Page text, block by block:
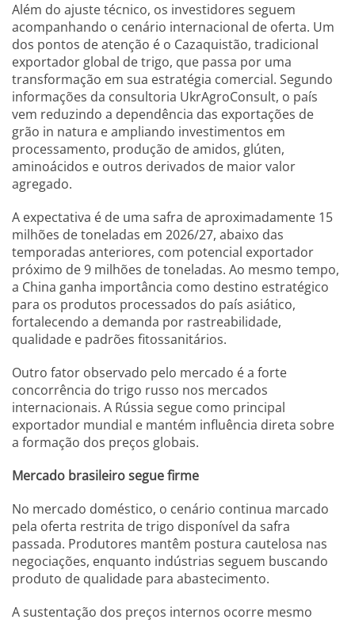
Além do ajuste técnico, os investidores seguem
acompanhando o cenário internacional de oferta. Um
dos pontos de atenção é o Cazaquistão, tradicional
exportador global de trigo, que passa por uma
transformação em sua estratégia comercial. Segundo
informações da consultoria UkrAgroConsult, o país
vem reduzindo a dependência das exportações de
grão in natura e ampliando investimentos em
processamento, produção de amidos, glúten,
aminoácidos e outros derivados de maior valor
agregado.
A expectativa é de uma safra de aproximadamente 15
milhões de toneladas em 2026/27, abaixo das
temporadas anteriores, com potencial exportador
próximo de 9 milhões de toneladas. Ao mesmo tempo,
a China ganha importância como destino estratégico
para os produtos processados do país asiático,
fortalecendo a demanda por rastreabilidade,
qualidade e padrões fitossanitários.
Outro fator observado pelo mercado é a forte
concorrência do trigo russo nos mercados
internacionais. A Rússia segue como principal
exportador mundial e mantém influência direta sobre
a formação dos preços globais.
Mercado brasileiro segue firme
No mercado doméstico, o cenário continua marcado
pela oferta restrita de trigo disponível da safra
passada. Produtores mantêm postura cautelosa nas
negociações, enquanto indústrias seguem buscando
produto de qualidade para abastecimento.
A sustentação dos preços internos ocorre mesmo